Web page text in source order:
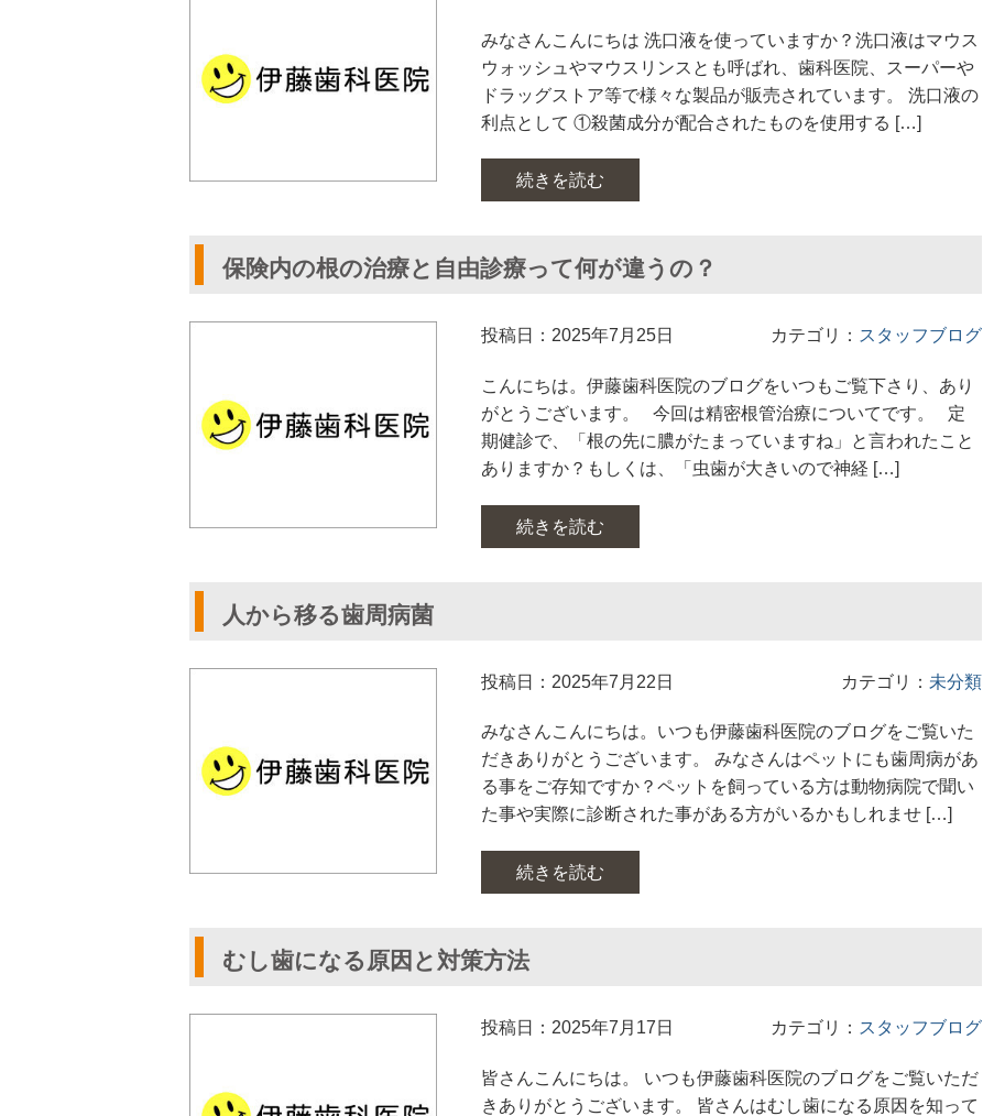
みなさんこんにちは 洗口液を使っていますか？洗口液はマウス
ウォッシュやマウスリンスとも呼ばれ、歯科医院、スーパーや
ドラッグストア等で様々な製品が販売されています。 洗口液の
利点として ①殺菌成分が配合されたものを使用する […]
続きを読む
保険内の根の治療と自由診療って何が違うの？
投稿日：2025年7月25日 カテゴリ： スタッフブログ
こんにちは。伊藤歯科医院のブログをいつもご覧下さり、あり
がとうございます。 今回は精密根管治療についてです。 定
期健診で、「根の先に膿がたまっていますね」と言われたこと
ありますか？もしくは、「虫歯が大きいので神経 […]
続きを読む
人から移る歯周病菌
投稿日：2025年7月22日 カテゴリ： 未分類
みなさんこんにちは。いつも伊藤歯科医院のブログをご覧いた
だきありがとうございます。 みなさんはペットにも歯周病があ
る事をご存知ですか？ペットを飼っている方は動物病院で聞い
た事や実際に診断された事がある方がいるかもしれませ […]
続きを読む
むし歯になる原因と対策方法
投稿日：2025年7月17日 カテゴリ： スタッフブログ
皆さんこんにちは。 いつも伊藤歯科医院のブログをご覧いただ
きありがとうございます。 皆さんはむし歯になる原因を知って